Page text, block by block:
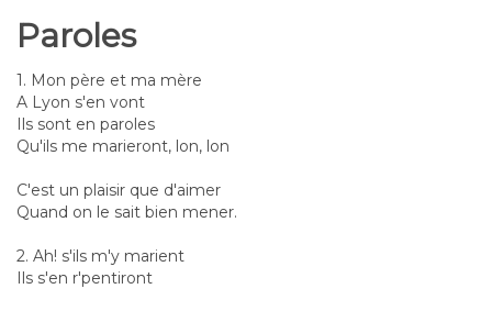
Paroles
1. Mon père et ma mère
A Lyon s'en vont
Ils sont en paroles
Qu'ils me marieront, lon, lon
C'est un plaisir que d'aimer
Quand on le sait bien mener.
2. Ah! s'ils m'y marient
Ils s'en r'pentiront